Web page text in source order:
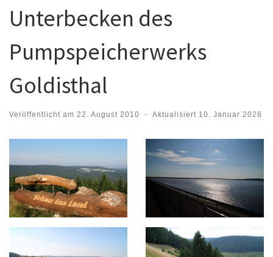
Unterbecken des
Pumpspeicherwerks
Goldisthal
Veröffentlicht am 22. August 2010 - Aktualisiert 10. Januar 2026